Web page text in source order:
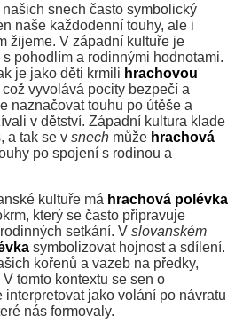
našich snech často symbolický
naše každodenní touhy, ale i
žijeme. V západní kultuře je
pohodlím a rodinnými hodnotami.
je jako děti krmili hrachovou
vyvolává pocity bezpečí a
naznačovat touhu po útěše a
v dětství. Západní kultura klade
a tak se v snech může hrachová
po spojení s rodinou a
kultuře má hrachová polévka
který se často připravuje
setkání. V slovanském
symbolizovat hojnost a sdílení.
kořenů a vazeb na předky,
tomto kontextu se sen o
interpretovat jako volání po návratu
nás formovaly.